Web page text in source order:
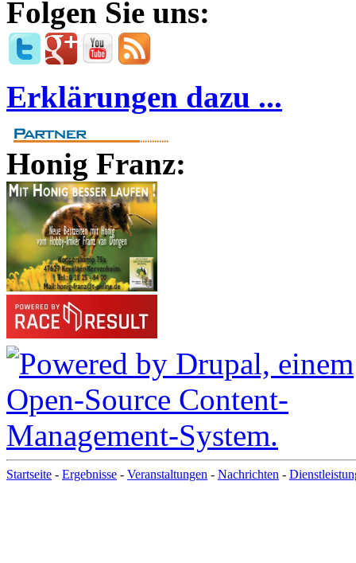
Folgen Sie uns:
Erklärungen dazu ...
Honig Franz:
Startseite - Ergebnisse - Veranstaltungen - Nachrichten -